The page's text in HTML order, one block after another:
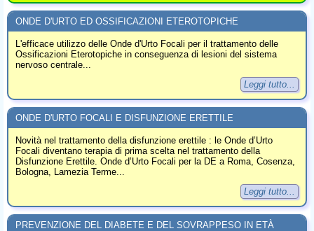
ONDE D'URTO ED OSSIFICAZIONI ETEROTOPICHE
L'efficace utilizzo delle Onde d'Urto Focali per il trattamento delle
Ossificazioni Eterotopiche in conseguenza di lesioni del sistema
nervoso centrale...
Leggi tutto...
ONDE D'URTO FOCALI E DISFUNZIONE ERETTILE
Novità nel trattamento della disfunzione erettile : le Onde d’Urto
Focali diventano terapia di prima scelta nel trattamento della
Disfunzione Erettile. Onde d’Urto Focali per la DE a Roma, Cosenza,
Bologna, Lamezia Terme...
Leggi tutto...
PREVENZIONE DEL DIABETE E DEL SOVRAPPESO IN ETÀ